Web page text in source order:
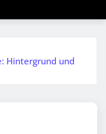
Hintergrund und